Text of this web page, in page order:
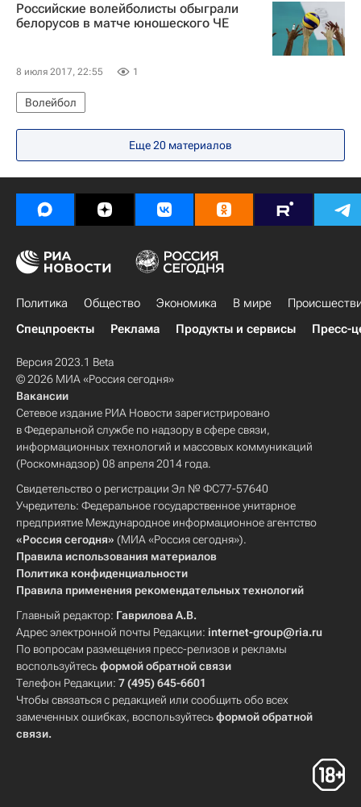
Российские волейболисты обыграли
белорусов в матче юношеского ЧЕ
8 июля 2017, 22:55 1
Волейбол
Еще 20 материалов
Политика Общество Экономика В мире
Спецпроекты
Реклама Продукты и сервисы Пресс-
Версия 2023.1 Beta
© 2026 МИА «Россия сегодня»
Вакансии
Сетевое издание РИА Новости зарегистрировано
в Федеральной службе по надзору в сфере связи,
информационных технологий и массовых коммуникаций
(Роскомнадзор) 08 апреля 2014 года.
Свидетельство о регистрации Эл № ФС77-57640
Учредитель: Федеральное государственное унитарное
предприятие Международное информационное агентство
«Россия сегодня» (МИА «Россия сегодня»).
Правила использования материалов
Политика конфиденциальности
Правила применения рекомендательных технологий
Главный редактор: Гаврилова А.В.
Адрес электронной почты Редакции: internet-group@ria.ru
По вопросам размещения пресс-релизов и рекламы
воспользуйтесьформой обратной связи
Телефон Редакции: 7 (495) 645-6601
Чтобы связаться с редакцией или сообщить обо всех
замеченных ошибках, воспользуйтесьформой обратной
связи.